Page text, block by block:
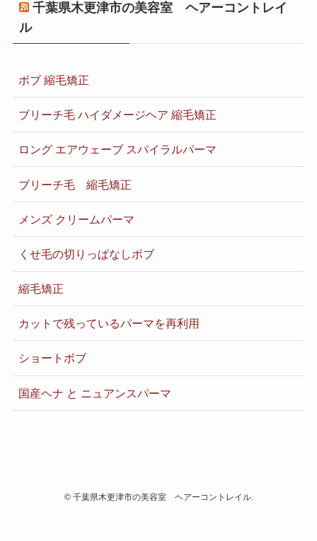
千葉県木更津市の美容室 ヘアーコントレイ
ル
ボブ 縮毛矯正
ブリーチ毛 ハイダメージヘア 縮毛矯正
ロング エアウェーブ スパイラルパーマ
ブリーチ毛 縮毛矯正
メンズ クリームパーマ
くせ毛の切りっぱなしボブ
縮毛矯正
カットで残っているパーマを再利用
ショートボブ
国産ヘナ と ニュアンスパーマ
©千葉県木更津市の美容室 ヘアーコントレイル.